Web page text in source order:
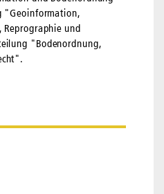
"Geoinformation,
Reprographie und
"Bodenordnung,